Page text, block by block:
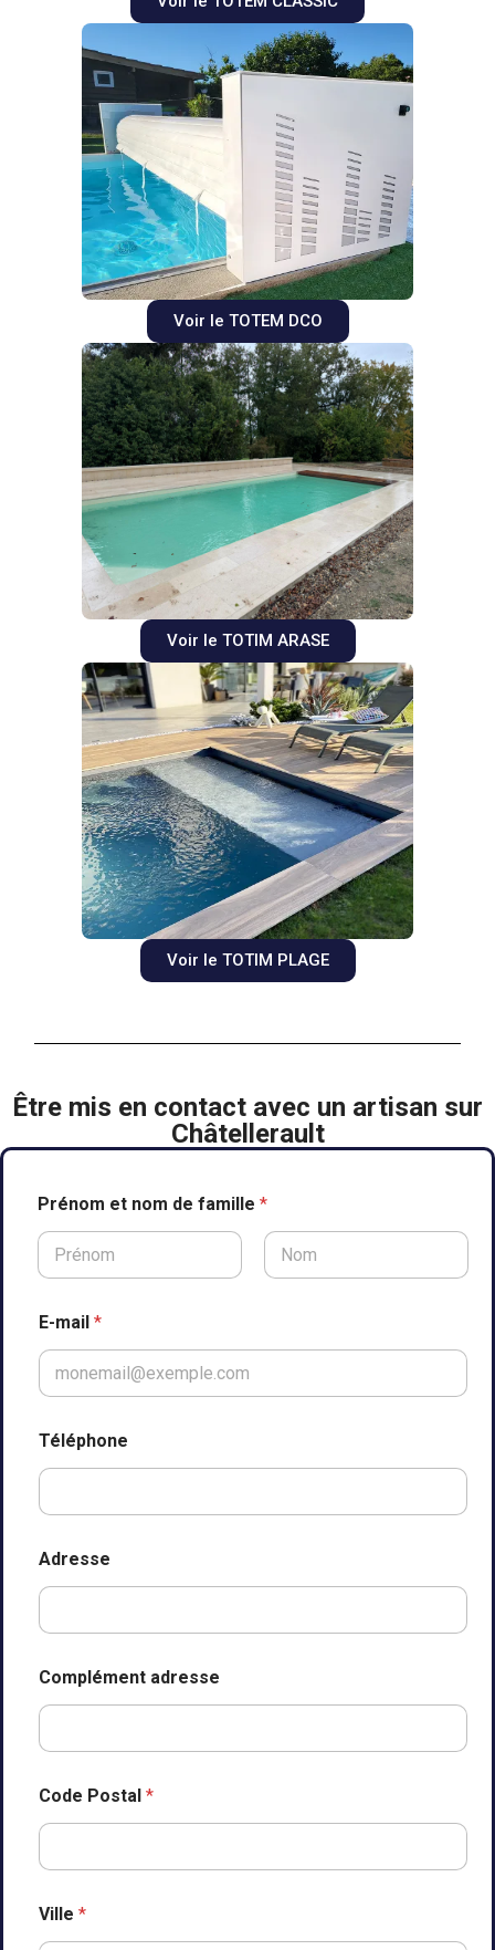
Voir le TOTEM DCO
Voir le TOTIM ARASE
Voir le TOTIM PLAGE
Être mis en contact avec un artisan sur
Châtellerault
Prénom et nom de famille *
E-mail *
Téléphone
Adresse
Complément adresse
Code Postal *
Ville *